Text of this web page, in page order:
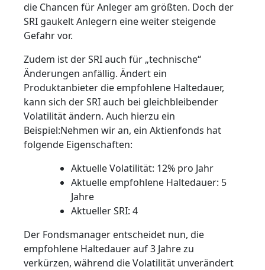
die Chancen für Anleger am größten. Doch der
SRI gaukelt Anlegern eine weiter steigende
Gefahr vor.
Zudem ist der SRI auch für „technische“
Änderungen anfällig. Ändert ein
Produktanbieter die empfohlene Haltedauer,
kann sich der SRI auch bei gleichbleibender
Volatilität ändern. Auch hierzu ein
Beispiel:Nehmen wir an, ein Aktienfonds hat
folgende Eigenschaften:
Aktuelle Volatilität: 12% pro Jahr
Aktuelle empfohlene Haltedauer: 5
Jahre
Aktueller SRI: 4
Der Fondsmanager entscheidet nun, die
empfohlene Haltedauer auf 3 Jahre zu
verkürzen, während die Volatilität unverändert